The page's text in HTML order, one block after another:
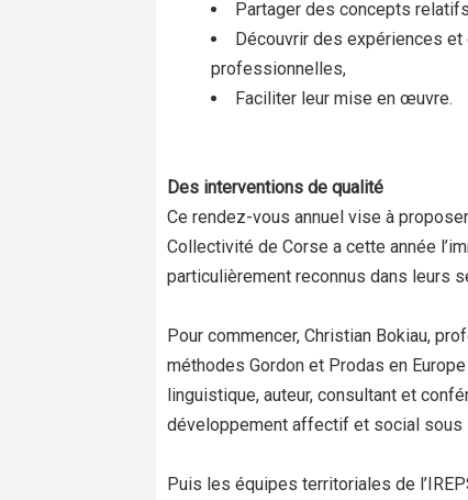
Partager des concepts
Découvrir des expériences
professionnelles,
Faciliter leur mise en œuvre.
Des interventions de qualité
Ce rendez-vous annuel vise à
Collectivité de Corse a cette année
particulièrement reconnus dans leurs
Pour commencer, Christian Bokiau,
méthodes Gordon et Prodas en
linguistique, auteur, consultant et
développement affectif et social sous
Puis les équipes territoriales de